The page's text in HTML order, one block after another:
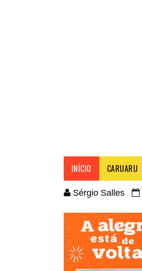
INÍCIO CARUARU
Sérgio Salles